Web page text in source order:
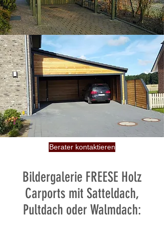
Berater kontaktieren
Bildergalerie FREESE Holz
Carports mit Satteldach,
Pultdach oder Walmdach: